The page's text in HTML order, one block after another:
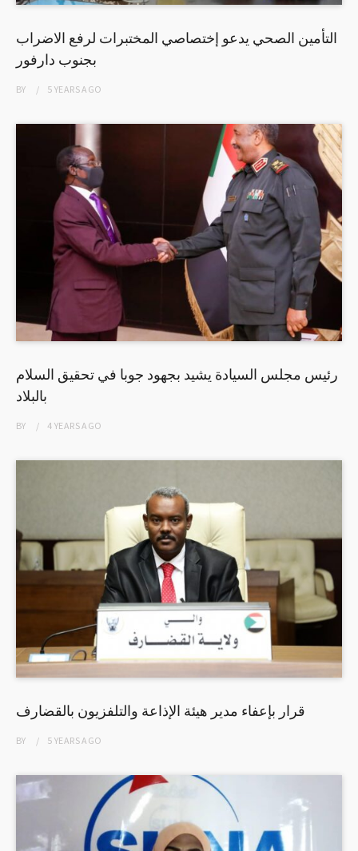
التأمين الصحي يدعو إختصاصي المختبرات لرفع الاضراب
بجنوب دارفور
BY 5 YEARSAGO
رئيس مجلس السيادة يشيد بجهود جوبا في تحقيق السلام
بالبلاد
BY 4 YEARSAGO
قرار بإعفاء مدير هيئة الإذاعة والتلفزيون بالقضارف
BY 5 YEARSAGO